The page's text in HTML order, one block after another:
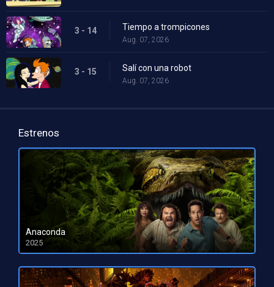
3 - 14 Tiempo a trompicones
Aug. 07, 2026
3 - 15 Salí con una robot
Aug. 07, 2026
Estrenos
Anaconda
2025
HD 1080pHD 720p